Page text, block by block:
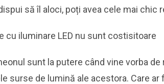
să îl aloci, poți avea cele mai chic
cu iluminare LED nu sunt costisitoare
sunt la putere când vine vorba
surse de lumină ale acestora. Care